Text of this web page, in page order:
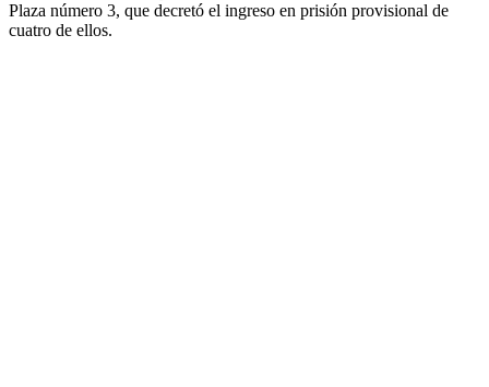
Plaza número 3, que decretó el ingreso en prisión provisional de
cuatro de ellos.